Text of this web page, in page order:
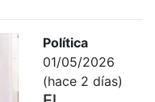
Política
01/05/2026
(hace 2 días)